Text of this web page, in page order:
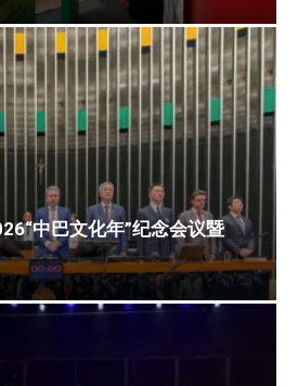
中巴文化年”纪念会议暨